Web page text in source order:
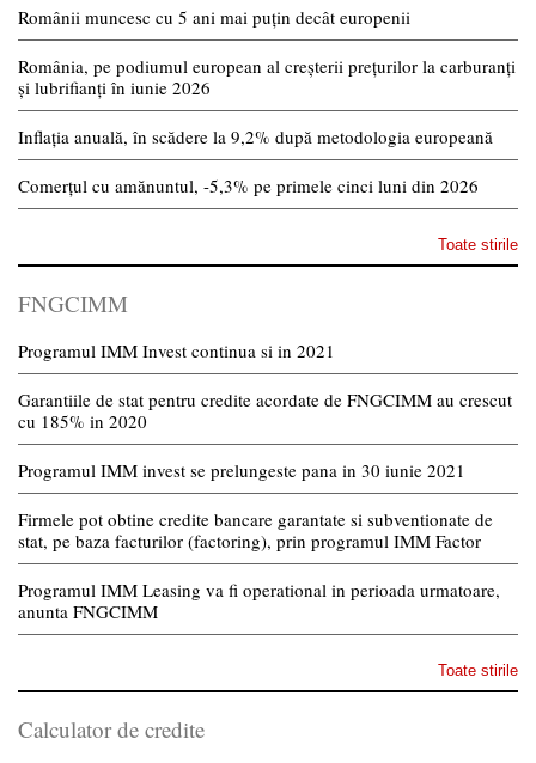
Românii muncesc cu 5 ani mai puțin decât europenii
România, pe podiumul european al creșterii prețurilor la carburanți
și lubrifianți în iunie 2026
Inflația anuală, în scădere la 9,2% după metodologia europeană
Comerțul cu amănuntul, -5,3% pe primele cinci luni din 2026
Toate stirile
FNGCIMM
Programul IMM Invest continua si in 2021
Garantiile de stat pentru credite acordate de FNGCIMM au crescut
cu 185% in 2020
Programul IMM invest se prelungeste pana in 30 iunie 2021
Firmele pot obtine credite bancare garantate si subventionate de
stat, pe baza facturilor (factoring), prin programul IMM Factor
Programul IMM Leasing va fi operational in perioada urmatoare,
anunta FNGCIMM
Toate stirile
Calculator de credite